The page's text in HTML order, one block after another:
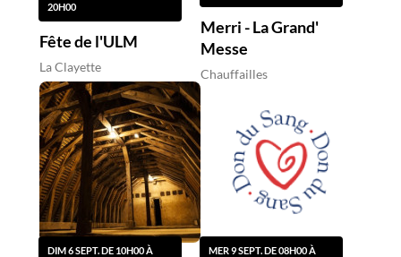
20H00
Fête de l'ULM
La Clayette
Merri - La Grand'
Messe
Chauffailles
DIM 6 SEPT. DE 10H00 À
MER 9 SEPT. DE 08H00 À